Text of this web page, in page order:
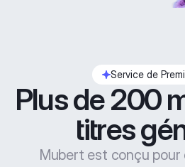
Service de
Plus de 200
titres
Mubert est conçu pour